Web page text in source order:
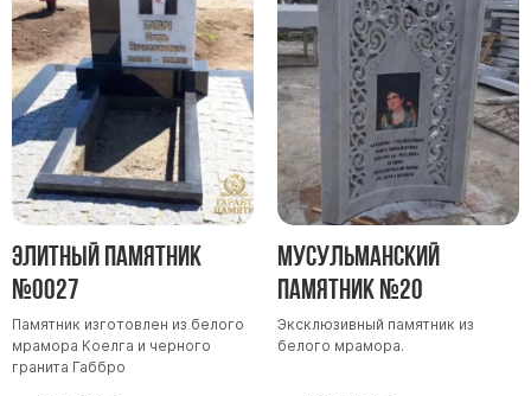
Элитный памятник
№0027
Памятник изготовлен из белого
мрамора Коелга и черного
гранита Габбро
Мусульманский
памятник №20
Эксклюзивный памятник из
белого мрамора.